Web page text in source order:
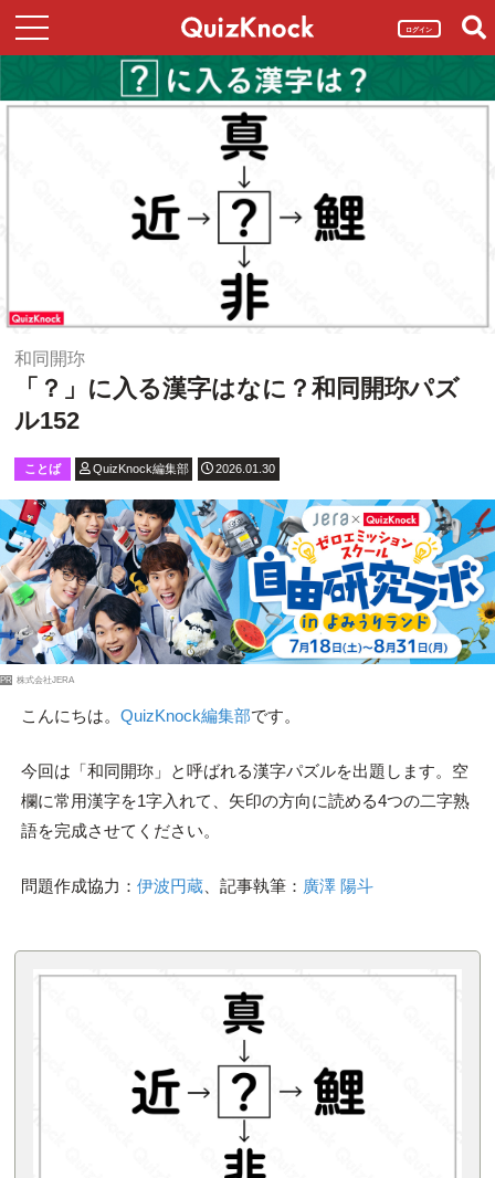
ログイン
和同開珎
「？」に入る漢字はなに？和同開珎パズ
ル152
ことば QuizKnock編集部 2026.01.30
PR 株式会社JERA
こんにちは。 QuizKnock編集部です。
今回は「和同開珎」と呼ばれる漢字パズルを出題します。空
欄に常用漢字を1字入れて、矢印の方向に読める4つの二字熟
語を完成させてください。
問題作成協力： 伊波円蔵、記事執筆： 廣澤 陽斗